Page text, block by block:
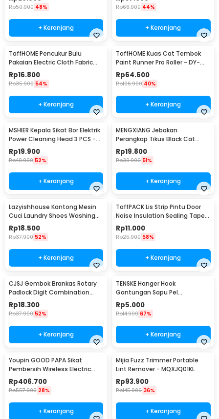
Rp50.900 48%
+ Keranjang
Rp66.900 44%
+ Keranjang
TaffHOME Pencukur Bulu
Pakaian Electric Cloth Fabric
Shaver - FL-188
Rp16.800
Rp35.900 54%
+ Keranjang
TaffHOME Kuas Cat Tembok
Paint Runner Pro Roller - DY-
526
Rp64.600
Rp106.900 40%
+ Keranjang
MSHIER Kepala Sikat Bor Elektrik
Power Cleaning Head 3 PCS -
DB003
Rp19.900
Rp40.900 52%
+ Keranjang
MENGXIANG Jebakan
Perangkap Tikus Black Cat
Mousetrap 2 PCS - JB56
Rp19.800
Rp39.900 51%
+ Keranjang
Lazyishhouse Kantong Mesin
Cuci Laundry Shoes Washing
Mesh Bag - 62319
Rp18.500
Rp37.900 52%
+ Keranjang
TaffPACK Lis Strip Pintu Door
Noise Insulation Sealing Tape
5Mx3cm - B35
Rp11.000
Rp25.900 58%
+ Keranjang
CJSJ Gembok Brankas Rotary
Padlock Digit Combination
Padlock - CH-209
Rp18.300
Rp37.900 52%
+ Keranjang
TENSKE Hanger Hook
Gantungan Sapu Pel
Multifungsi 1 PCS - GF-016
Rp5.000
Rp14.900 67%
+ Keranjang
Youpin GOOD PAPA Sikat
Pembersih Wireless Electric
Cleaning - CL99
Rp406.700
Rp557.900 28%
+ Keranjang
Mijia Fuzz Trimmer Portable
Lint Remover - MQXJQ01KL
Rp93.900
Rp145.900 36%
+ Keranjang